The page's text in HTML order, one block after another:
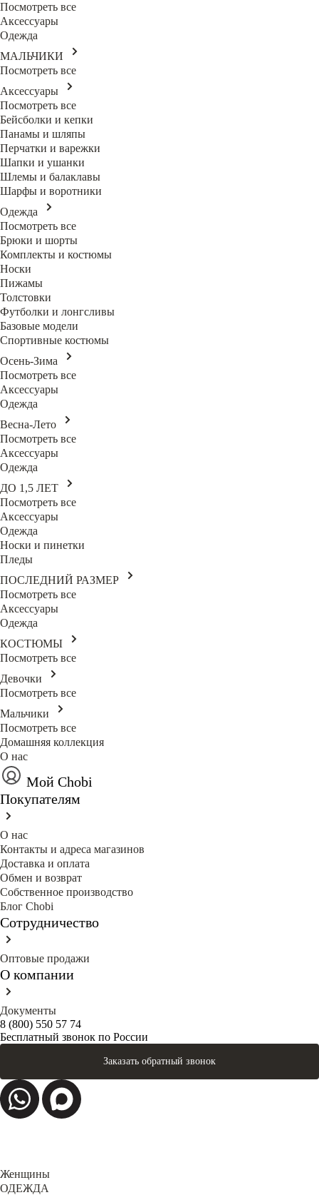
Посмотреть все
Аксессуары
Одежда
МАЛЬЧИКИ
Посмотреть все
Аксессуары
Посмотреть все
Бейсболки и кепки
Панамы и шляпы
Перчатки и варежки
Шапки и ушанки
Шлемы и балаклавы
Шарфы и воротники
Одежда
Посмотреть все
Брюки и шорты
Комплекты и костюмы
Носки
Пижамы
Толстовки
Футболки и лонгсливы
Базовые модели
Спортивные костюмы
Осень-Зима
Посмотреть все
Аксессуары
Одежда
Весна-Лето
Посмотреть все
Аксессуары
Одежда
ДО 1,5 ЛЕТ
Посмотреть все
Аксессуары
Одежда
Носки и пинетки
Пледы
ПОСЛЕДНИЙ РАЗМЕР
Посмотреть все
Аксессуары
Одежда
КОСТЮМЫ
Посмотреть все
Девочки
Посмотреть все
Мальчики
Посмотреть все
Домашняя коллекция
О нас
Мой Chobi
Покупателям
О нас
Контакты и адреса магазинов
Доставка и оплата
Обмен и возврат
Собственное производство
Блог Сhobi
Сотрудничество
Оптовые продажи
О компании
Документы
8 (800) 550 57 74
Бесплатный звонок по России
Заказать обратный звонок
Женщины
ОДЕЖДА